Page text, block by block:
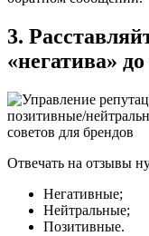
3.
«негатива»
Отвечать на отзывы
Негативные;
Нейтральные;
Позитивные.